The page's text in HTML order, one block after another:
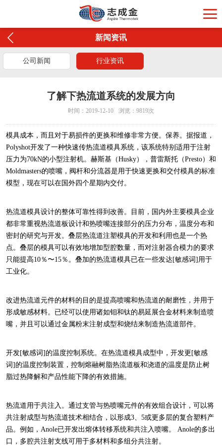
新闻资讯
公司新闻 行业资讯
了解下热流道系统的发展方向
时间：2019-12-10 浏览：9819次
模具成本，而且对于易损件的更换和维修非常方便。保养。据报道，
Polyshot开发了一种快速传热流道模具系统，该系统特别适用于注射
压力为70kN的小型注射机。赫斯基（Husky），普雷斯托（Presto）和
Moldmasters的喷嘴，阀杆和分流器是用于快速更换和交付模具的标准
模型，现在可以在国外四个星期内交付。
热流道模具设计的整体可靠性得到改善。目前，国内外主要模具企业
都非常重视热流道板设计和热喷嘴连接部分的压力分布，温度分布和
密封的研究与开发。叠层热流道注塑模具的开发和利用也是一个热
点。叠层的模具可以有效地增加型腔数量，而对注射器合模力的要求
只能提高10％〜15％。叠加的热流道模具已在一些发达[敏感词]用于
工业化。
改进热流道元件的材料的目的是提高喷嘴和热流道的耐磨性，并用于
形成敏感材料。已经可以使用诸如钼和钛的易延展合金材料来制造喷
嘴，并且可以通过金属粉末注射成型和烧结来制造热流道部件。
开发[敏感词]的温度控制系统。在热流道模具成型中，开发更[敏感
词]的温度控制装置，控制熔融树脂热流道板和浇道的温度是防止树
脂过热降解和产品性能下降的有效措施。
热流道用于共注入。通过支管与热喷嘴元件的有效组合设计，可以将
共注射成型与热流道技术相结合，以形成3、5或更多层的复合塑料产
品。例如，Anole已开发出熔体转移系统和共注入喷嘴。 Anole的多出
口，多腔共注射支线可用于多材料和多组分共注射。